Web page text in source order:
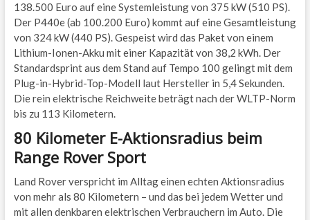
138.500 Euro auf eine Systemleistung von 375 kW (510 PS).
Der P440e (ab 100.200 Euro) kommt auf eine Gesamtleistung
von 324 kW (440 PS). Gespeist wird das Paket von einem
Lithium-Ionen-Akku mit einer Kapazität von 38,2 kWh. Der
Standardsprint aus dem Stand auf Tempo 100 gelingt mit dem
Plug-in-Hybrid-Top-Modell laut Hersteller in 5,4 Sekunden.
Die rein elektrische Reichweite beträgt nach der WLTP-Norm
bis zu 113 Kilometern.
80 Kilometer E-Aktionsradius beim
Range Rover Sport
Land Rover verspricht im Alltag einen echten Aktionsradius
von mehr als 80 Kilometern – und das bei jedem Wetter und
mit allen denkbaren elektrischen Verbrauchern im Auto. Die